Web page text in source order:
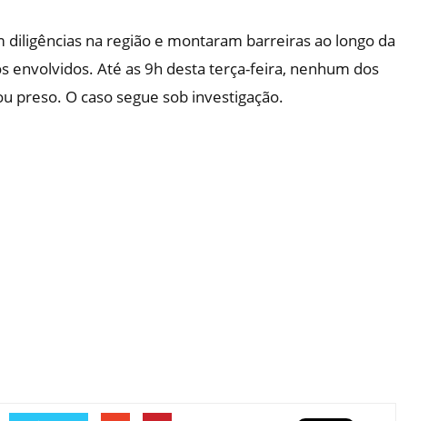
diligências na região e montaram barreiras ao longo da
envolvidos. Até as 9h desta terça-feira, nenhum dos
preso. O caso segue sob investigação.